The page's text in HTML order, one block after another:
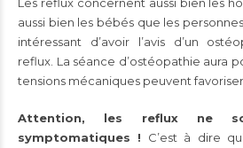
aussi bien les bébés que les
intéressant d’avoir l’avis d’un
reflux. La séance d’ostéopathie aura
tensions mécaniques peuvent
Attention, les reflux ne
symptomatiques ! C’est à dire